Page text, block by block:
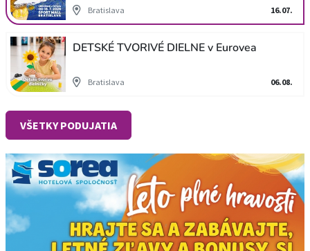
Bratislava 16.07.
DETSKÉ TVORIVÉ DIELNE v Eurovea
Bratislava 06.08.
VŠETKY PODUJATIA